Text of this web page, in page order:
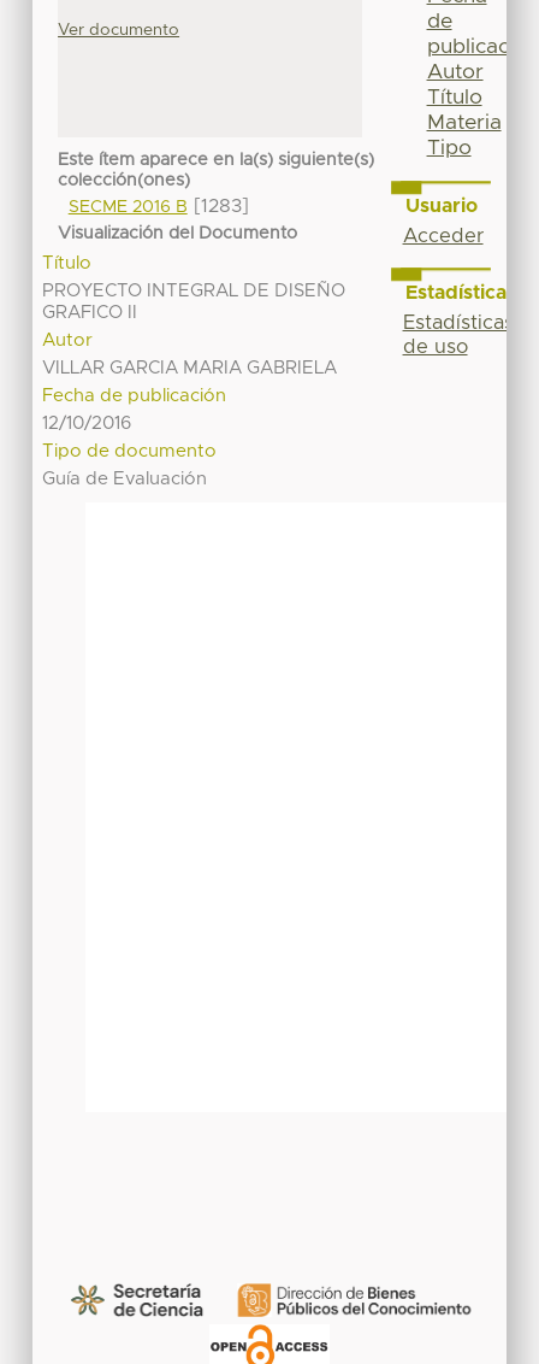
Ver documento
Este ítem aparece en la(s) siguiente(s)
colección(ones)
SECME 2016 B
[1283]
Visualización del Documento
Título
PROYECTO INTEGRAL DE DISEÑO
GRAFICO II
Autor
VILLAR GARCIA MARIA GABRIELA
Fecha de publicación
12/10/2016
Tipo de documento
Guía de Evaluación
de
publicación
Autor
Título
Materia
Tipo
Usuario
Acceder
Estadísticas
Estadísticas
de uso